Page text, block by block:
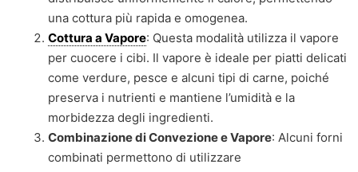
una cottura più rapida e omogenea.
Cottura a Vapore: Questa modalità utilizza il vapore
per cuocere i cibi. Il vapore è ideale per piatti delicati
come verdure, pesce e alcuni tipi di carne, poiché
preserva i nutrienti e mantiene l’umidità e la
morbidezza degli ingredienti.
Combinazione di Convezione e Vapore: Alcuni forni
combinati permettono di utilizzare